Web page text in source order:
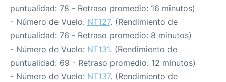
puntualidad: 78 - Retraso promedio: 16 minutos)
- Número de Vuelo: NT127. (Rendimiento de
puntualidad: 76 - Retraso promedio: 8 minutos)
- Número de Vuelo: NT131. (Rendimiento de
puntualidad: 69 - Retraso promedio: 12 minutos)
- Número de Vuelo: NT137. (Rendimiento de